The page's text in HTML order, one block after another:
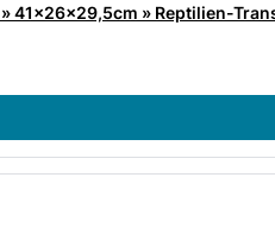
» 41x26x29,5cm » Reptilien-